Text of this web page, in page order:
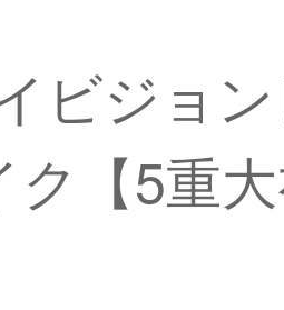
ビジョ
【5重